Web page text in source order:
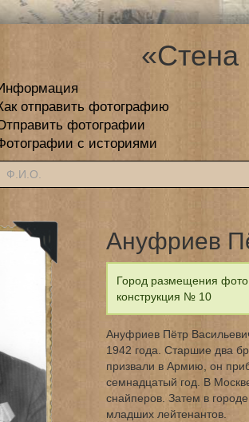
«Стена
отправить фотографию
фотографии
с историями
Ануфриев
Город размещения
конструкция № 10
Ануфриев Пётр
1942 года. Старшие два
призвали в Армию, он
семнадцатый год. В
снайперов. Затем в
младших лейтенантов.